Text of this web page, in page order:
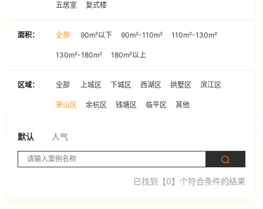
五居室 复式楼
面积： 全部 90m²以下 90m²-110m² 110m²-130m²
130m²-180m² 180m²以上
区域： 全部 上城区 下城区 西湖区 拱墅区 滨江区
萧山区 余杭区 钱塘区 临平区 其他
默认 人气
已找到【0】个符合条件的结果